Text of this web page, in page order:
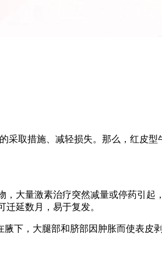
采取措施、减轻损失。那么，红皮型
大量激素治疗突然减量或停药引起
延数月，易于复发。
下，大腿部和脐部因肿胀而使表皮